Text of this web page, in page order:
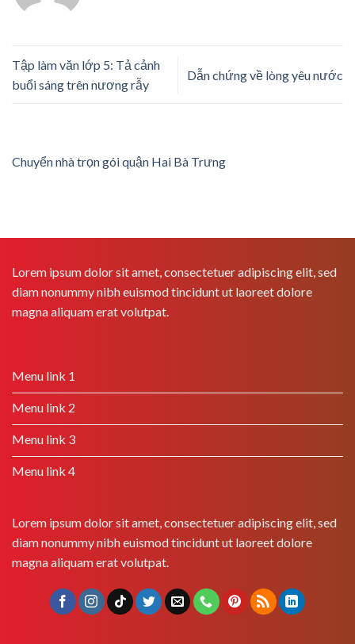
Tập làm văn lớp 5: Tả cảnh
buổi sáng trên nương rẫy
Dẫn chứng về lòng yêu nước
Chuyển nhà trọn gói quận Hai Bà Trưng
Lorem ipsum dolor sit amet, consectetuer adipiscing elit, sed
diam nonummy nibh euismod tincidunt ut laoreet dolore
magna aliquam erat volutpat.
Menu link 1
Menu link 2
Menu link 3
Menu link 4
Lorem ipsum dolor sit amet, consectetuer adipiscing elit, sed
diam nonummy nibh euismod tincidunt ut laoreet dolore
magna aliquam erat volutpat.